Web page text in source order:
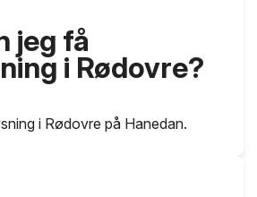
jeg få
i Rødovre?
i Rødovre på Hanedan.